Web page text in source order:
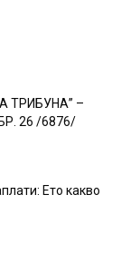
ТРИБУНА” –
26 /6876/
Ето какво